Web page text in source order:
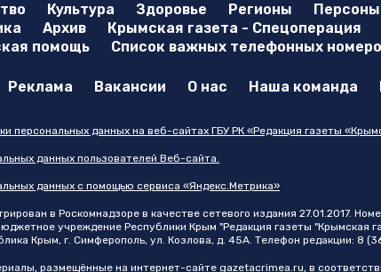
Культура Здоровье Регионы Персоны
Архив Крымская газета - Спецоперация
помощь
Список важных телефонных
Реклама Вакансии О нас Наша команда
персональных данных на веб-сайтах ГБУ РК «Редакция газеты
данных пользователей Веб-сайта.
данных с помощью сервиса «Яндекс.Метрика»
в Роскомнадзоре в качестве сетевого издания 27.01.2017.
учреждение Республики Крым "Редакция газеты "Крымская
Крым, г. Симферополь, ул. Козлова, д. 45А. Телефон редакции: 8
размещённые на интернет-сайте gazetacrimea.ru, в